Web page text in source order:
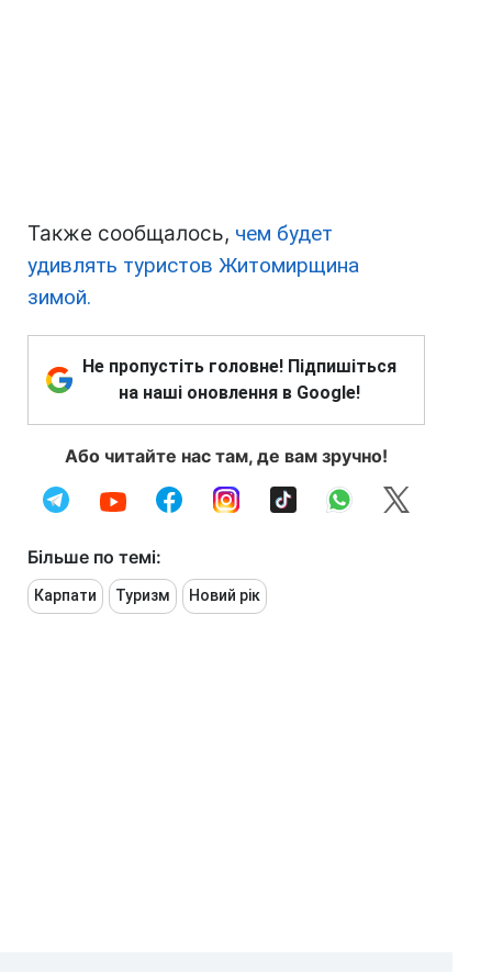
Также сообщалось, чем будет
удивлять туристов Житомирщина
зимой.
Не пропустіть головне! Підпишіться
на наші оновлення в Google!
Або читайте нас там, де вам зручно!
Більше по темі:
Карпати Туризм Новий рік